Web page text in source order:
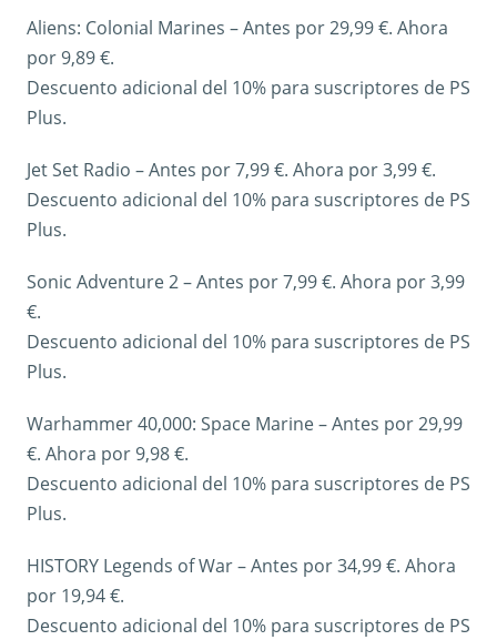
Aliens: Colonial Marines – Antes por 29,99 €. Ahora
por 9,89 €.
Descuento adicional del 10% para suscriptores de PS
Plus.
Jet Set Radio – Antes por 7,99 €. Ahora por 3,99 €.
Descuento adicional del 10% para suscriptores de PS
Plus.
Sonic Adventure 2 – Antes por 7,99 €. Ahora por 3,99
€.
Descuento adicional del 10% para suscriptores de PS
Plus.
Warhammer 40,000: Space Marine – Antes por 29,99
€. Ahora por 9,98 €.
Descuento adicional del 10% para suscriptores de PS
Plus.
HISTORY Legends of War – Antes por 34,99 €. Ahora
por 19,94 €.
Descuento adicional del 10% para suscriptores de PS